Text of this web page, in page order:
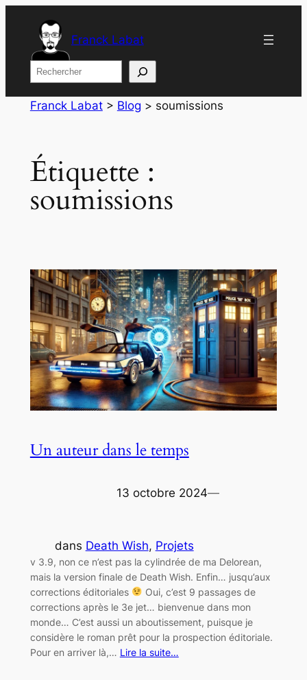
contenu
Franck Labat
Rechercher
Franck Labat> Blog > soumissions
Étiquette :
soumissions
Un auteur dans le temps
13 octobre 2024—
dans Death Wish, Projets
v 3.9, non ce n’est pas la cylindrée de ma Delorean,
mais la version finale de Death Wish. Enfin… jusqu’aux
corrections éditoriales
Oui, c’est 9 passages de
corrections après le 3e jet… bienvenue dans mon
monde… C’est aussi un aboutissement, puisque je
considère le roman prêt pour la prospection éditoriale.
Pour en arriver là,… Lire la suite…